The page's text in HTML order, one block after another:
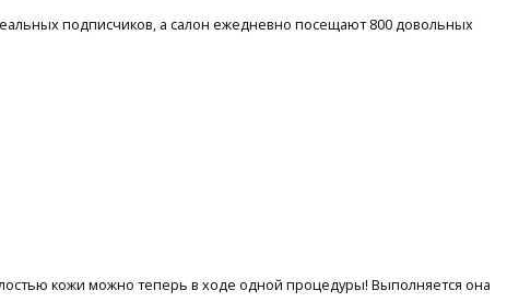
подписчиков, а салон ежедневно посещают 800 довольных
кожи можно теперь в ходе одной процедуры! Выполняется она